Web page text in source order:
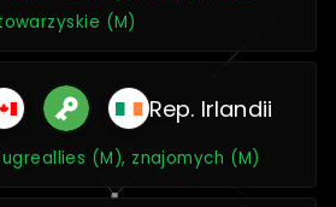
(M)
Rep. Irlandii
(M), znajomych (M)